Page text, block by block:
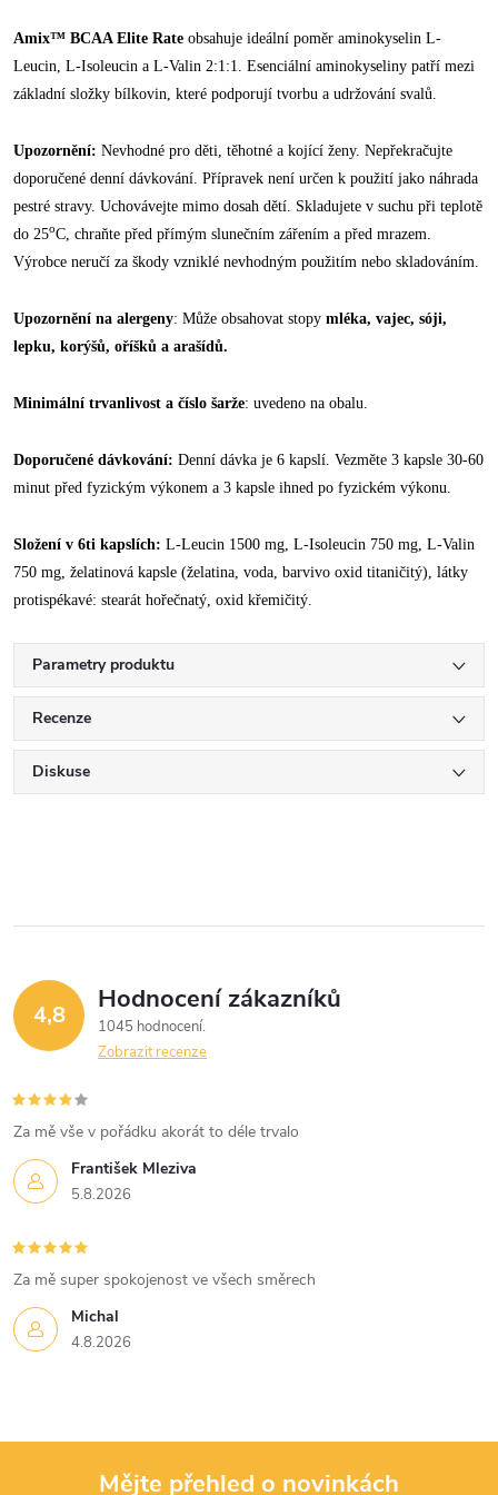
Amix™ BCAA Elite Rate obsahuje ideální poměr aminokyselin L-
Leucin, L-Isoleucin a L-Valin 2:1:1. Esenciální aminokyseliny patří mezi
základní složky bílkovin, které podporují tvorbu a udržování svalů.
Upozornění: Nevhodné pro děti, těhotné a kojící ženy. Nepřekračujte
doporučené denní dávkování. Přípravek není určen k použití jako náhrada
pestré stravy. Uchovávejte mimo dosah dětí. Skladujete v suchu při teplotě
do 25oC, chraňte před přímým slunečním zářením a před mrazem.
Výrobce neručí za škody vzniklé nevhodným použitím nebo skladováním.
Upozornění na alergeny: Může obsahovat stopy mléka, vajec, sóji,
lepku, korýšů, oříšků a arašídů.
Minimální trvanlivost a číslo šarže: uvedeno na obalu.
Doporučené dávkování: Denní dávka je 6 kapslí. Vezměte 3 kapsle 30-60
minut před fyzickým výkonem a 3 kapsle ihned po fyzickém výkonu.
Složení v 6ti kapslích: L-Leucin 1500 mg, L-Isoleucin 750 mg, L-Valin
750 mg, želatinová kapsle (želatina, voda, barvivo oxid titaničitý), látky
protispékavé: stearát hořečnatý, oxid křemičitý.
Parametry produktu
Recenze
Diskuse
4,8 Hodnocení zákazníků
1045 hodnocení
Zobrazit recenze
František Mleziva
5.8.2026
Za mě vše v pořádku akorát to déle trvalo
Michal
4.8.2026
Za mě super spokojenost ve všech směrech
Mějte přehled o novinkách